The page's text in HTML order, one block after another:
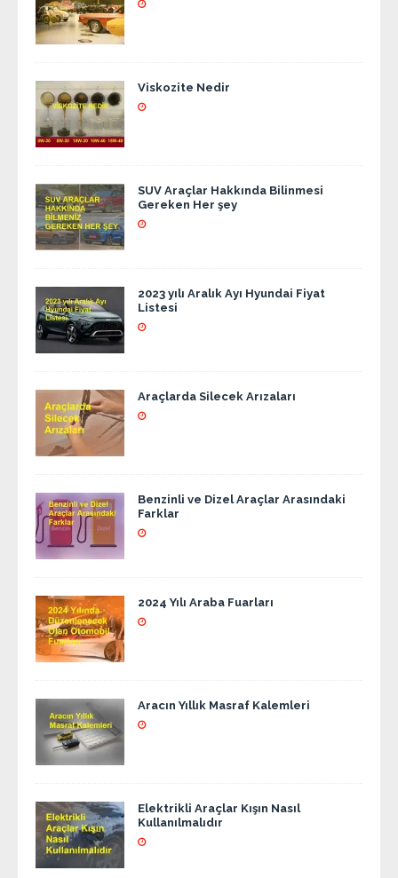
Viskozite Nedir
SUV Araçlar Hakkında Bilinmesi
Gereken Her şey
2023 yılı Aralık Ayı Hyundai Fiyat
Listesi
Araçlarda Silecek Arızaları
Benzinli ve Dizel Araçlar Arasındaki
Farklar
2024 Yılı Araba Fuarları
Aracın Yıllık Masraf Kalemleri
Elektrikli Araçlar Kışın Nasıl
Kullanılmalıdır